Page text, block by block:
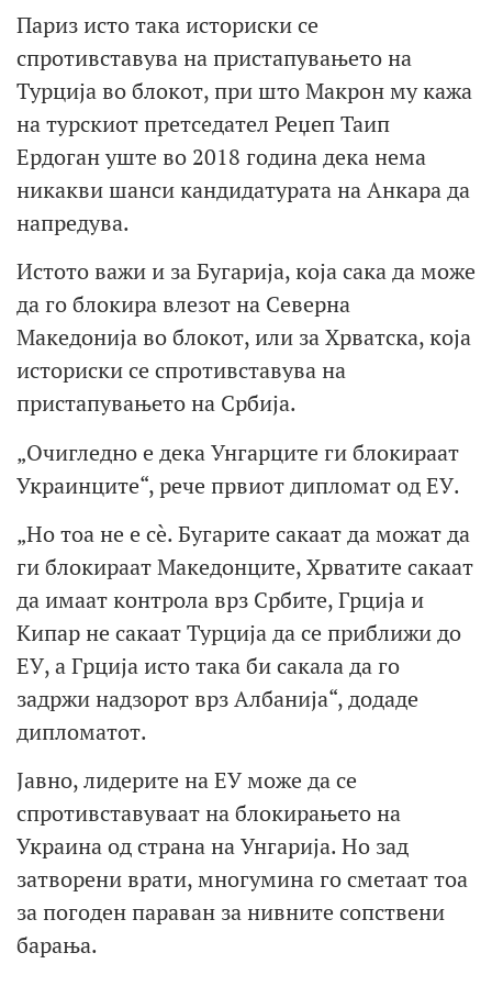
Париз исто така историски се
спротивставува на пристапувањето на
Турција во блокот, при што Макрон му кажа
на турскиот претседател Реџеп Таип
Ердоган уште во 2018 година дека нема
никакви шанси кандидатурата на Анкара да
напредува.
Истото важи и за Бугарија, која сака да може
да го блокира влезот на Северна
Македонија во блокот, или за Хрватска, која
историски се спротивставува на
пристапувањето на Србија.
„Очигледно е дека Унгарците ги блокираат
Украинците“, рече првиот дипломат од ЕУ.
„Но тоа не е сè. Бугарите сакаат да можат да
ги блокираат Македонците, Хрватите сакаат
да имаат контрола врз Србите, Грција и
Кипар не сакаат Турција да се приближи до
ЕУ, а Грција исто така би сакала да го
задржи надзорот врз Албанија“, додаде
дипломатот.
Јавно, лидерите на ЕУ може да се
спротивставуваат на блокирањето на
Украина од страна на Унгарија. Но зад
затворени врати, многумина го сметаат тоа
за погоден параван за нивните сопствени
барања.